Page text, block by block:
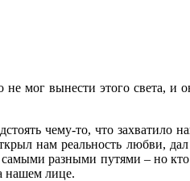
мог вынести этого света, и
чему-то, что захватило
нам реальность любви,
разными путями – но кто
нашем лице.